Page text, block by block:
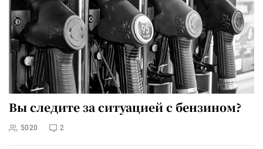
Вы следите за ситуацией с бензином?
5020 2